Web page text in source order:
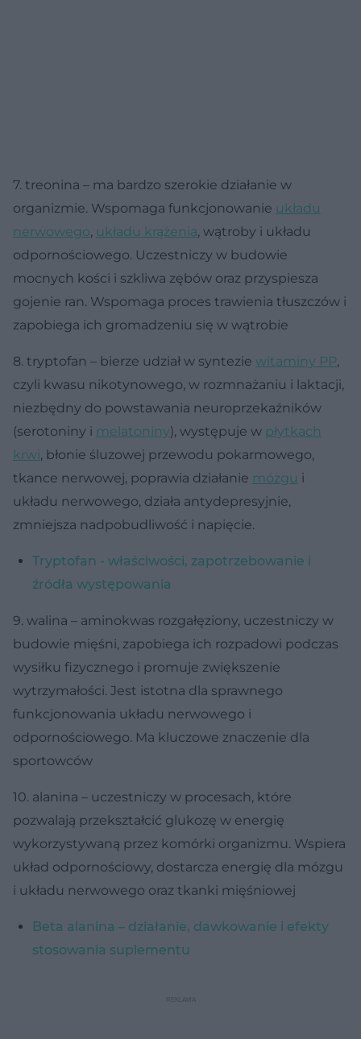
7. treonina – ma bardzo szerokie działanie w
organizmie. Wspomaga funkcjonowanie układu
nerwowego, układu krążenia, wątroby i układu
odpornościowego. Uczestniczy w budowie
mocnych kości i szkliwa zębów oraz przyspiesza
gojenie ran. Wspomaga proces trawienia tłuszczów i
zapobiega ich gromadzeniu się w wątrobie
8. tryptofan – bierze udział w syntezie witaminy PP,
czyli kwasu nikotynowego, w rozmnażaniu i laktacji,
niezbędny do powstawania neuroprzekaźników
(serotoniny i melatoniny), występuje w płytkach
krwi, błonie śluzowej przewodu pokarmowego,
tkance nerwowej, poprawia działanie mózgu i
układu nerwowego, działa antydepresyjnie,
zmniejsza nadpobudliwość i napięcie.
Tryptofan - właściwości, zapotrzebowanie i
źródła występowania
9. walina – aminokwas rozgałęziony, uczestniczy w
budowie mięśni, zapobiega ich rozpadowi podczas
wysiłku fizycznego i promuje zwiększenie
wytrzymałości. Jest istotna dla sprawnego
funkcjonowania układu nerwowego i
odpornościowego. Ma kluczowe znaczenie dla
sportowców
10. alanina – uczestniczy w procesach, które
pozwalają przekształcić glukozę w energię
wykorzystywaną przez komórki organizmu. Wspiera
układ odpornościowy, dostarcza energię dla mózgu
i układu nerwowego oraz tkanki mięśniowej
Beta alanina – działanie, dawkowanie i efekty
stosowania suplementu